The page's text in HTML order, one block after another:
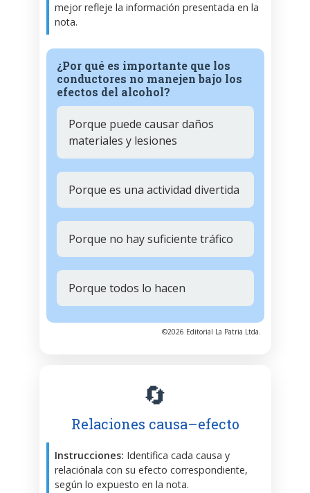
mejor refleje la información presentada en la
nota.
¿Por qué es importante que los
conductores no manejen bajo los
efectos del alcohol?
Porque puede causar daños
materiales y lesiones
Porque es una actividad divertida
Porque no hay suficiente tráfico
Porque todos lo hacen
©2026 Editorial La Patria Ltda.
🔄
Relaciones causa–efecto
Instrucciones: Identifica cada causa y
relaciónala con su efecto correspondiente,
según lo expuesto en la nota.